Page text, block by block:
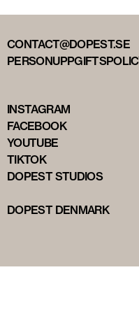
CONTACT@DOPEST.SE
INSTAGRAM
FACEBOOK
YOUTUBE
TIKTOK
DOPEST STUDIOS
DOPEST DENMARK